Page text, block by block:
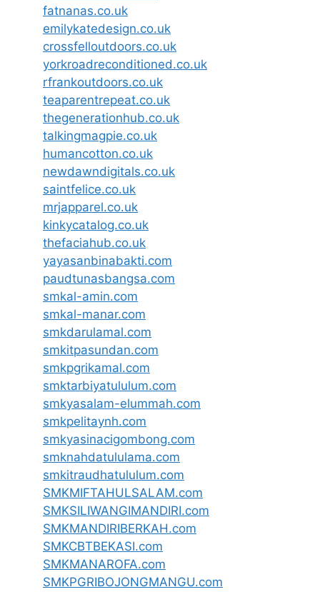
fatnanas.co.uk
emilykatedesign.co.uk
crossfelloutdoors.co.uk
yorkroadreconditioned.co.uk
rfrankoutdoors.co.uk
teaparentrepeat.co.uk
thegenerationhub.co.uk
talkingmagpie.co.uk
humancotton.co.uk
newdawndigitals.co.uk
saintfelice.co.uk
mrjapparel.co.uk
kinkycatalog.co.uk
thefaciahub.co.uk
yayasanbinabakti.com
paudtunasbangsa.com
smkal-amin.com
smkal-manar.com
smkdarulamal.com
smkitpasundan.com
smkpgrikamal.com
smktarbiyatululum.com
smkyasalam-elummah.com
smkpelitaynh.com
smkyasinacigombong.com
smknahdatululama.com
smkitraudhatululum.com
SMKMIFTAHULSALAM.com
SMKSILIWANGIMANDIRI.com
SMKMANDIRIBERKAH.com
SMKCBTBEKASI.com
SMKMANAROFA.com
SMKPGRIBOJONGMANGU.com